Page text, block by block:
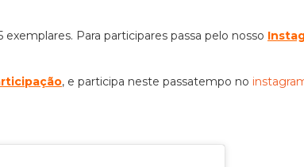
Para participares passa pelo nosso
, e participa neste passatempo no